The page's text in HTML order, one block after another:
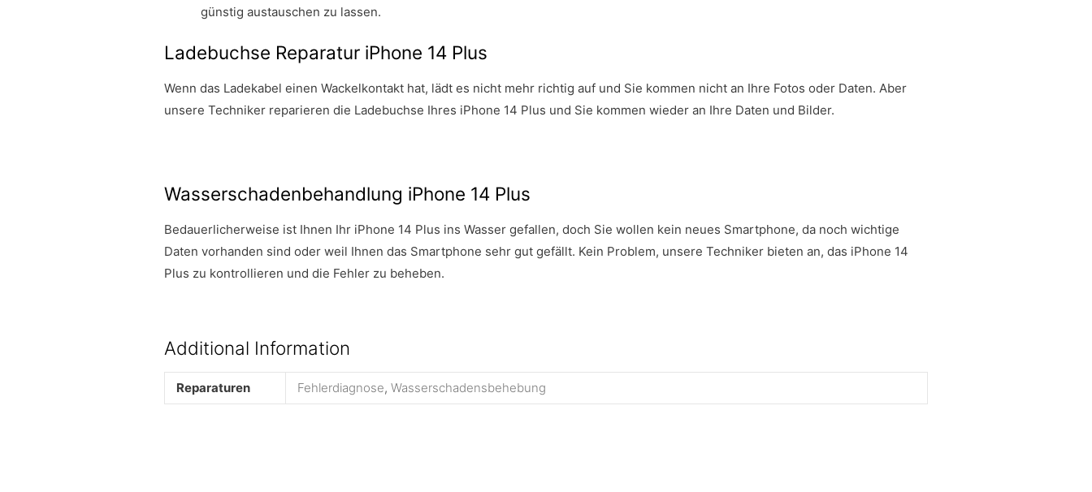
günstig austauschen zu lassen.
Ladebuchse Reparatur iPhone 14 Plus
Wenn das Ladekabel einen Wackelkontakt hat, lädt es nicht mehr richtig auf und Sie kommen nicht an Ihre Fotos oder Daten. Aber
unsere Techniker reparieren die Ladebuchse Ihres iPhone 14 Plus und Sie kommen wieder an Ihre Daten und Bilder.
Wasserschadenbehandlung iPhone 14 Plus
Bedauerlicherweise ist Ihnen Ihr iPhone 14 Plus ins Wasser gefallen, doch Sie wollen kein neues Smartphone, da noch wichtige
Daten vorhanden sind oder weil Ihnen das Smartphone sehr gut gefällt. Kein Problem, unsere Techniker bieten an, das iPhone 14
Plus zu kontrollieren und die Fehler zu beheben.
Additional Information
Reparaturen Fehlerdiagnose, Wasserschadensbehebung